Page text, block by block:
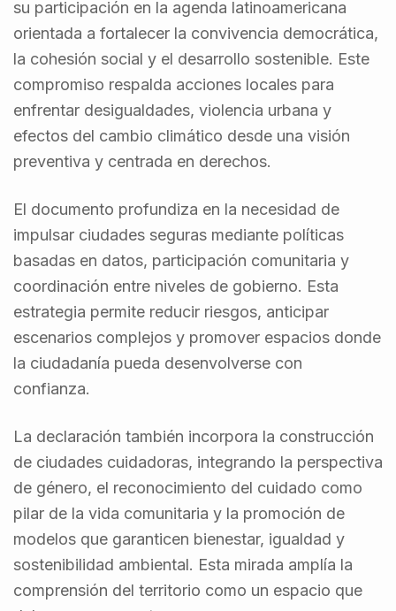
su participación en la agenda latinoamericana
orientada a fortalecer la convivencia democrática,
la cohesión social y el desarrollo sostenible. Este
compromiso respalda acciones locales para
enfrentar desigualdades, violencia urbana y
efectos del cambio climático desde una visión
preventiva y centrada en derechos.
El documento profundiza en la necesidad de
impulsar ciudades seguras mediante políticas
basadas en datos, participación comunitaria y
coordinación entre niveles de gobierno. Esta
estrategia permite reducir riesgos, anticipar
escenarios complejos y promover espacios donde
la ciudadanía pueda desenvolverse con
confianza.
La declaración también incorpora la construcción
de ciudades cuidadoras, integrando la perspectiva
de género, el reconocimiento del cuidado como
pilar de la vida comunitaria y la promoción de
modelos que garanticen bienestar, igualdad y
sostenibilidad ambiental. Esta mirada amplía la
comprensión del territorio como un espacio que